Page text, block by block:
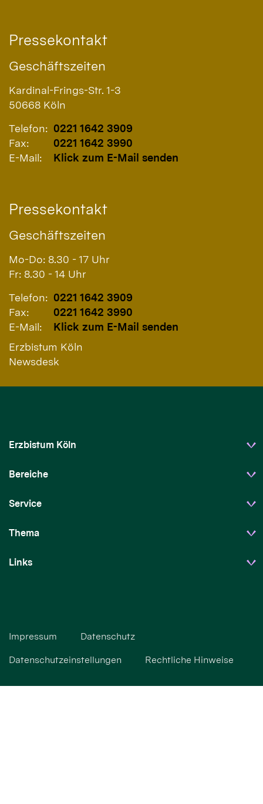
Pressekontakt
Geschäftszeiten
Kardinal-Frings-Str. 1-3
50668 Köln
Telefon: 0221 1642 3909
Fax:
0221 1642 3990
E-Mail:
Klick zum E-Mail senden
Pressekontakt
Geschäftszeiten
Mo-Do: 8.30 - 17 Uhr
Fr: 8.30 - 14 Uhr
Telefon: 0221 1642 3909
Fax:
0221 1642 3990
E-Mail:
Klick zum E-Mail senden
Erzbistum Köln
Newsdesk
Erzbistum Köln
Bereiche
Service
Thema
Links
Impressum Datenschutz
Datenschutzeinstellungen Rechtliche Hinweise